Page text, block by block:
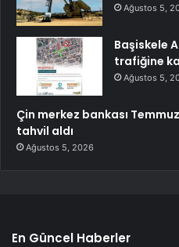
Ağustos 5,
Başiskele
trafiğine
Ağustos 5,
Çin merkez bankası
tahvil aldı
Ağustos 5, 2026
En Güncel Haberler